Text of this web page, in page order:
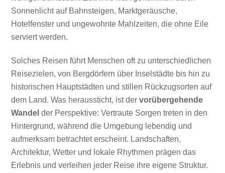
Sonnenlicht auf Bahnsteigen, Marktgeräusche,
Hotelfenster und ungewohnte Mahlzeiten, die ohne Eile
serviert werden.
Solches Reisen führt Menschen oft zu unterschiedlichen
Reisezielen, von Bergdörfern über Inselstädte bis hin zu
historischen Hauptstädten und stillen Rückzugsorten auf
dem Land. Was heraussticht, ist dervorübergehende
Wandel der Perspektive: Vertraute Sorgen treten in den
Hintergrund, während die Umgebung lebendig und
aufmerksam betrachtet erscheint. Landschaften,
Architektur, Wetter und lokale Rhythmen prägen das
Erlebnis und verleihen jeder Reise ihre eigene Struktur.